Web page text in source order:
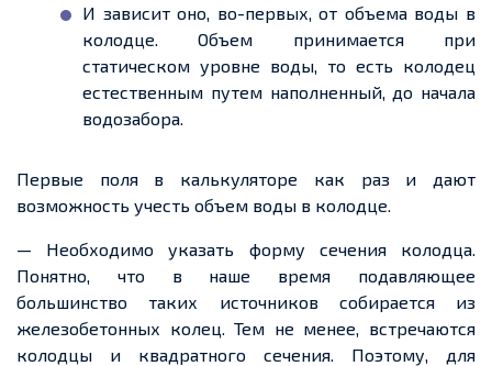
И зависит оно, во-первых, от объема воды в
колодце. Объем принимается при
статическом уровне воды, то есть колодец
естественным путем наполненный, до начала
водозабора.
Первые поля в калькуляторе как раз и дают
возможность учесть объем воды в колодце.
— Необходимо указать форму сечения колодца.
Понятно, что в наше время подавляющее
большинство таких источников собирается из
железобетонных колец. Тем не менее, встречаются
колодцы и квадратного сечения. Поэтому, для